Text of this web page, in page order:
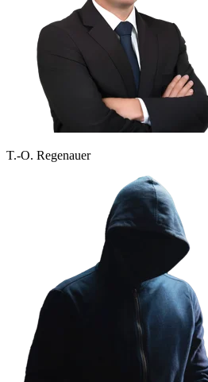
T.-O. Regenauer